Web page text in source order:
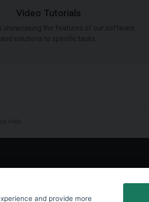
Video Tutorials
and provide more